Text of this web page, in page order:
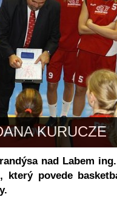
KURUCZE
nad Labem
který povede